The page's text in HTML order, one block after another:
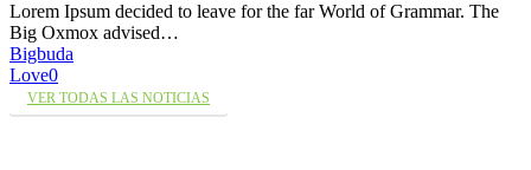
Lorem Ipsum decided to leave for the far World of Grammar. The
Big Oxmox advised…
Bigbuda
Love0
VER TODAS LAS NOTICIAS